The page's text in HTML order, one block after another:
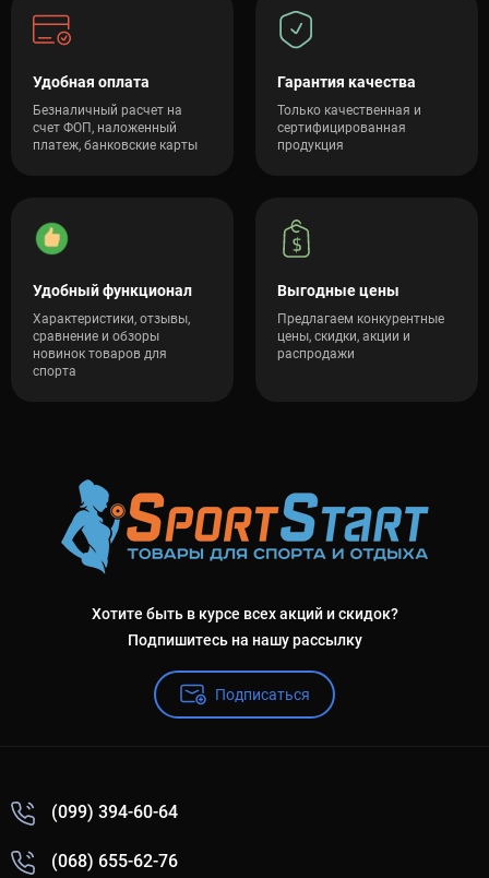
Удобная оплата
Безналичный расчет на
счет ФОП, наложенный
платеж, банковские карты
Гарантия качества
Только качественная и
сертифицированная
продукция
Удобный функционал
Характеристики, отзывы,
сравнение и обзоры
новинок товаров для
спорта
Выгодные цены
Предлагаем конкурентные
цены, скидки, акции и
распродажи
Хотите быть в курсе всех акций и скидок?
Подпишитесь на нашу рассылку
Подписаться
(099) 394-60-64
(068) 655-62-76